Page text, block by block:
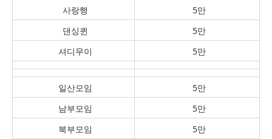
사랑행
5만
댄싱퀸
5만
셔디무이
5만
일산모임
5만
남부모임
5만
북부모임
5만